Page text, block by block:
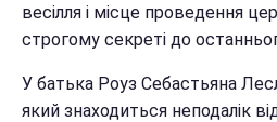
весілля і місце проведення
строгому секреті до
У батька Роуз Себастьяна
який знаходиться неподалік